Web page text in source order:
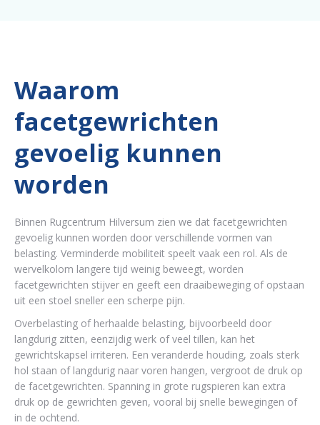
Waarom
facetgewrichten
gevoelig kunnen
worden
Binnen Rugcentrum Hilversum zien we dat facetgewrichten
gevoelig kunnen worden door verschillende vormen van
belasting. Verminderde mobiliteit speelt vaak een rol. Als de
wervelkolom langere tijd weinig beweegt, worden
facetgewrichten stijver en geeft een draaibeweging of opstaan
uit een stoel sneller een scherpe pijn.
Overbelasting of herhaalde belasting, bijvoorbeeld door
langdurig zitten, eenzijdig werk of veel tillen, kan het
gewrichtskapsel irriteren. Een veranderde houding, zoals sterk
hol staan of langdurig naar voren hangen, vergroot de druk op
de facetgewrichten. Spanning in grote rugspieren kan extra
druk op de gewrichten geven, vooral bij snelle bewegingen of
in de ochtend.